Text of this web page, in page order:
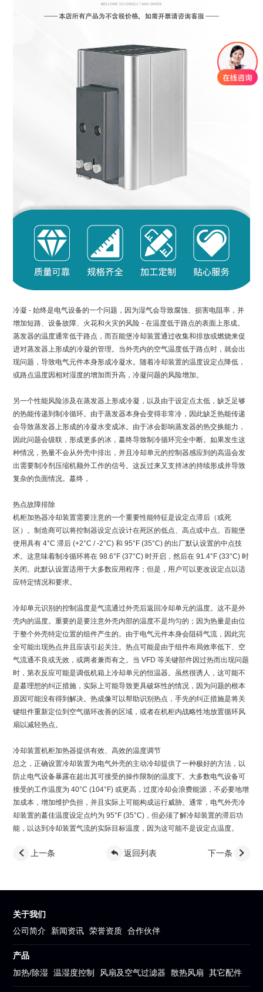
冷凝 - 始终是电气设备的一个问题，因为湿气会导致腐蚀、损害电阻率，并
增加短路、设备故障、火花和火灾的风险 - 在温度低于路点的表面上形成。
蒸发器的温度通常低于路点，而百能堡冷却装置通过收集和排放或燃烧来促
进对蒸发器上形成的冷凝的管理。当外壳内的空气温度低于路点时，就会出
现问题，导致电气元件本身形成冷凝水。随着冷却装置的温度设定点降低，
或路点温度因相对湿度的增加而升高，冷凝问题的风险增加。
另一个性能风险涉及在蒸发器上形成冷凝，以及由于设定点太低，缺乏足够
的热能传递到制冷循环。由于蒸发器本身会变得非常冷，因此缺乏热能传递
会导致蒸发器上形成的冷凝水变成冰。由于冰会影响蒸发器的热交换能力，
因此问题会级联，形成更多的冰，蕞终导致制冷循环完全中断。如果发生这
种情况，热量不会从外壳中排出，并且冷却单元的控制器感应到的高温会发
出需要制冷剂压缩机额外工作的信号。这反过来又支持冰的持续形成并导致
复杂的负面情况。蕞终，
热点故障排除
机柜加热器冷却装置需要注意的一个重要性能特征是设定点滞后（或死
区）。制造商可以将控制器设定点设计在死区的低点、高点或中点。百能堡
使用具有 4°C 滞后 (+2°C / -2°C) 和 95°F (35°C) 的出厂默认设置的中点技
术。这意味着制冷循环将在 98.6°F (37°C) 时开启，然后在 91.4°F (33°C) 时
关闭。此默认设置适用于大多数应用程序；但是，用户可以更改设定点以适
应特定情况和要求。
冷却单元识别的控制温度是气流通过外壳后返回冷却单元的温度。这不是外
壳内的温度。重要的是要注意外壳内部的温度不是均匀的；因为热量是由位
于整个外壳特定位置的组件产生的。由于电气元件本身会阻碍气流，因此完
全可能出现热点并且应该引起关注。热点可能是由于组件布局效率低下、空
气流通不良或无效，或两者兼而有之。当 VFD 等关键部件因过热而出现问题
时，第衣反应可能是调低机箱上冷却单元的恒温器。虽然很诱人，这可能不
是蕞理想的纠正措施，实际上可能导致更具破坏性的情况，因为问题的根本
原因可能没有得到解决。热成像可以帮助识别热点，手先的纠正措施是将关
键组件重新定位到空气循环改善的区域，或者在机柜内战略性地放置循环风
扇以减轻热点。
冷却装置机柜加热器提供有效、高效的温度调节
总之，正确设置冷却装置为电气外壳的主动冷却提供了一种极好的方法，以
防止电气设备暴露在超出其可接受的操作限制的温度下。大多数电气设备可
接受的工作温度为 40°C (104°F) 或更高，过度冷却会浪费能源，不必要地增
加成本，增加维护负担，并且实际上可能构成运行威胁。通常，电气外壳冷
却装置的蕞佳温度设定点约为 95°F (35°C)，但必须了解冷却装置的滞后功
能，以达到冷却装置气流的实际目标温度，因为这可能不是设定点温度。
上一条 返回列表 下一条
关于我们
公司简介
新闻资讯 荣誉资质 合作伙伴
产品
加热/除湿 温湿度控制 风扇及空气过滤器 散热风扇 其它配件